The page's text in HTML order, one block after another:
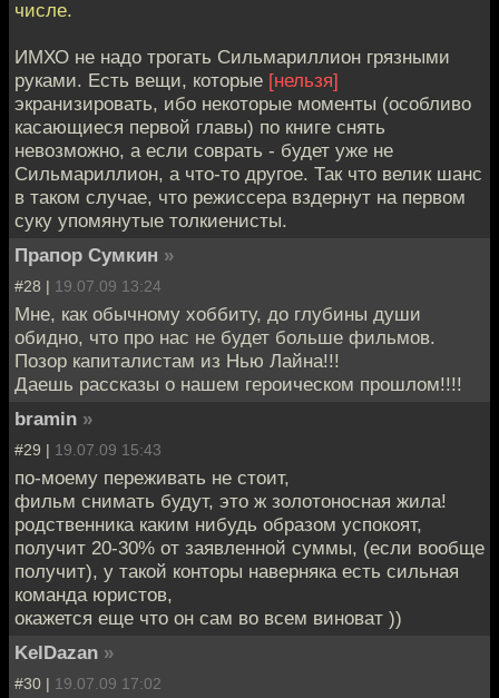
числе.
ИМХО не надо трогать Сильмариллион грязными
руками. Есть вещи, которые [нельзя]
экранизировать, ибо некоторые моменты (особливо
касающиеся первой главы) по книге снять
невозможно, а если соврать - будет уже не
Сильмариллион, а что-то другое. Так что велик шанс
в таком случае, что режиссера вздернут на первом
суку упомянутые толкиенисты.
Прапор Сумкин »
#28 | 19.07.09 13:24
Мне, как обычному хоббиту, до глубины души
обидно, что про нас не будет больше фильмов.
Позор капиталистам из Нью Лайна!!!
Даешь рассказы о нашем героическом прошлом!!!!
bramin »
#29 | 19.07.09 15:43
по-моему переживать не стоит,
фильм снимать будут, это ж золотоносная жила!
родственника каким нибудь образом успокоят,
получит 20-30% от заявленной суммы, (если вообще
получит), у такой конторы наверняка есть сильная
команда юристов,
окажется еще что он сам во всем виноват ))
KelDazan »
#30 | 19.07.09 17:02